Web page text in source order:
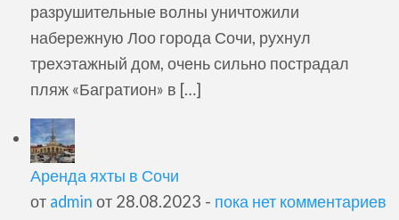
разрушительные волны уничтожили
набережную Лоо города Сочи, рухнул
трехэтажный дом, очень сильно пострадал
пляж «Багратион» в […]
Аренда яхты в Сочи
от admin от 28.08.2023 - пока нет комментариев